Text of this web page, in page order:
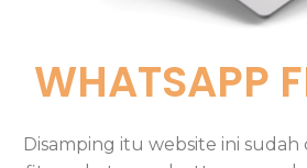
WHATSAPP
Disamping itu website ini